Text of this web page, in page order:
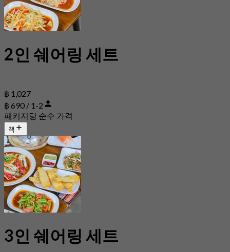
2인 쉐어링 세트
฿ 1,027
฿ 690 / 1-2
패키지당 순수 가격
책
3인 쉐어링 세트